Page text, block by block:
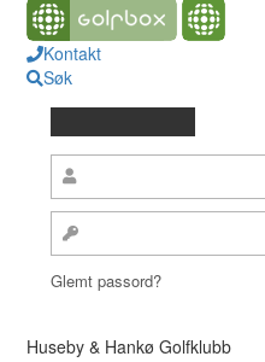
Kontakt
Søk
Glemt passord?
Huseby & Hankø Golfklubb